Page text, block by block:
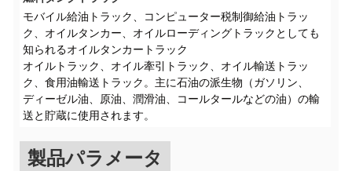
モバイル給油トラック、コンピューター税制御給油トラッ
ク、オイルタンカー、オイルローディングトラックとしても
知られるオイルタンカートラック
オイルトラック、オイル牽引トラック、オイル輸送トラッ
ク、食用油輸送トラック。主に石油の派生物（ガソリン、
ディーゼル油、原油、潤滑油、コールタールなどの油）の輸
送と貯蔵に使用されます。
製品パラメータ